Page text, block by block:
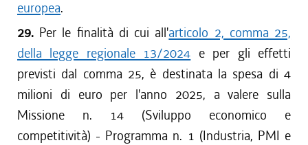
europea.
29. Per le finalità di cui all'articolo 2, comma 25,
della legge regionale 13/2024 e per gli effetti
previsti dal comma 25, è destinata la spesa di 4
milioni di euro per l'anno 2025, a valere sulla
Missione n. 14 (Sviluppo economico e
competitività) - Programma n. 1 (Industria, PMI e